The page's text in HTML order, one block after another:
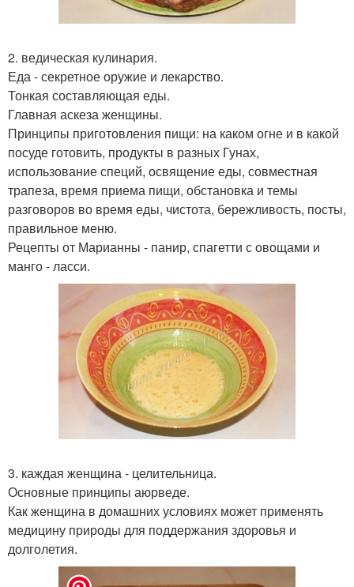
2. ведическая кулинария.
Еда - секретное оружие и лекарство.
Тонкая составляющая еды.
Главная аскеза женщины.
Принципы приготовления пищи: на каком огне и в какой
посуде готовить, продукты в разных Гунах,
использование специй, освящение еды, совместная
трапеза, время приема пищи, обстановка и темы
разговоров во время еды, чистота, бережливость, посты,
правильное меню.
Рецепты от Марианны - панир, спагетти с овощами и
манго - ласси.
3. каждая женщина - целительница.
Основные принципы аюрведе.
Как женщина в домашних условиях может применять
медицину природы для поддержания здоровья и
долголетия.